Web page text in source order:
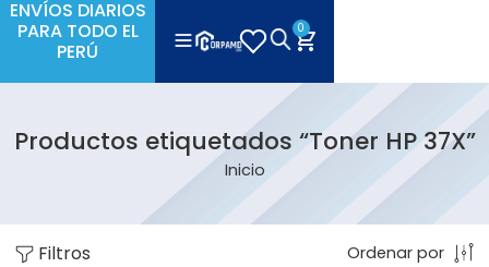
ENVÍOS DIARIOS
PARA TODO EL
PERÚ
0
Productos etiquetados “Toner HP 37X”
Inicio
Filtros Ordenar por